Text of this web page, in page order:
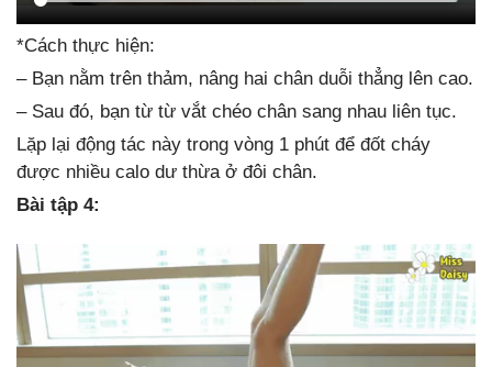
*Cách thực hiện:
– Bạn nằm trên thảm, nâng hai chân duỗi thẳng lên cao.
– Sau đó, bạn từ từ vắt chéo chân sang nhau liên tục.
Lặp lại động tác này trong vòng 1 phút để đốt cháy
được nhiều calo dư thừa ở đôi chân.
Bài tập 4: